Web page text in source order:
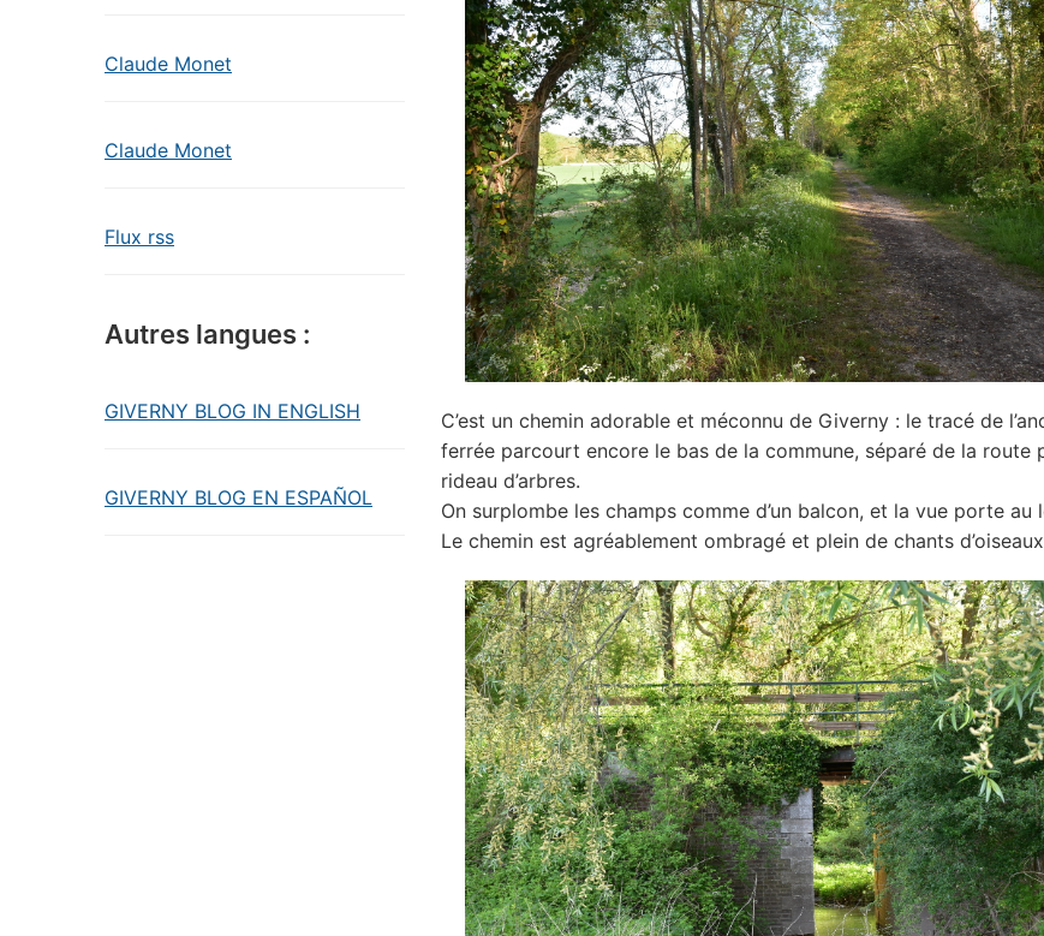
Claude Monet
Claude Monet
Flux rss
Autres langues :
GIVERNY BLOG IN ENGLISH
GIVERNY BLOG EN ESPAÑOL
C’est un chemin adorable et méconnu de Giverny : le tracé de
ferrée parcourt encore le bas de la commune, séparé de la route
rideau d’arbres.
On surplombe les champs comme d’un balcon, et la vue porte au
Le chemin est agréablement ombragé et plein de chants